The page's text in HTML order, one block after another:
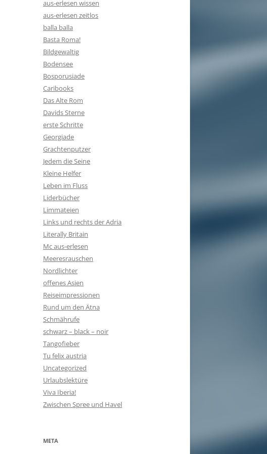
aus-erlesen wissen
aus-erlesen zeitlos
balla balla
Basta Roma!
Bildgewaltig
Bodensee
Bosporusiade
Caribooks
Das Alte Rom
Davids Sterne
erste Schritte
Georgiade
Grachtenputzer
Jedem die Seine
Kleine Helfer
Leben im Fluss
Liderbücher
Limmateien
Links und rechts der Adria
Literally Britain
Mc aus-erlesen
Meeresrauschen
Nordlichter
offenes Asien
Reiseimpressionen
Rund um den Ätna
Schmährufe
schwarz – black – noir
Tangofieber
Tu felix austria
Uncategorized
Urlaubslektüre
Viva Iberia!
Zwischen Spree und Havel
META